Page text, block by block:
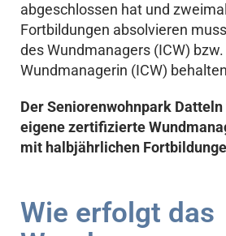
abgeschlossen hat und
Fortbildungen absolvieren
des Wundmanagers (ICW)
Wundmanagerin (ICW)
Der Seniorenwohnpark
eigene zertifizierte
mit halbjährlichen
Wie erfolgt das